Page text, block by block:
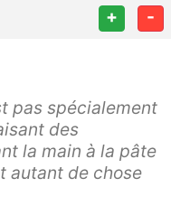
+ -
pas spécialement
des
la main à la pâte
autant de chose